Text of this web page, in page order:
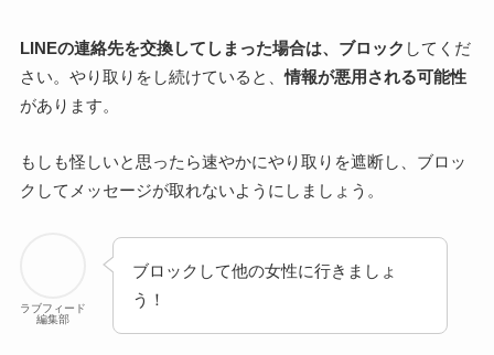
LINEの連絡先を交換してしまった場合は、ブロック してくだ
さい。やり取りをし続けていると、情報が悪用される可能性
があります。
もしも怪しいと思ったら速やかにやり取りを遮断し、ブロッ
クしてメッセージが取れないようにしましょう。
ラブフィード
編集部
ブロックして他の女性に行きましょ
う！